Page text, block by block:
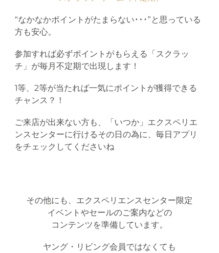
“なかなかポイントがたまらない･･･”と思っている
方も安心。
参加すれば必ずポイントがもらえる「スクラッ
チ」が毎月不定期で出現します！
1等、2等が当たれば一気にポイントが獲得できる
チャンス？！
ご来店が出来ない方も、「いつか」エクスペリエ
ンスセンターに行けるその日の為に、毎日アプリ
をチェックしてくださいね
その他にも、エクスペリエンスセンター限定
イベントやセールのご案内などの
コンテンツを準備しています。
ヤング・リビング会員ではなくても